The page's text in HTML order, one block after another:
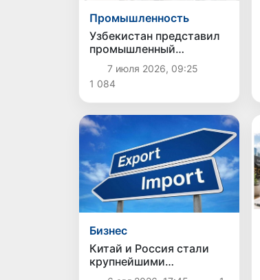
Промышленность
Узбекистан представил
промышленный
потенциал на выставке
«ИННОПРОМ-2026» в
Екатеринбурге
7 июля 2026, 09:25
1 084
Бизнес
Китай и Россия стали
крупнейшими
торговыми партнерами